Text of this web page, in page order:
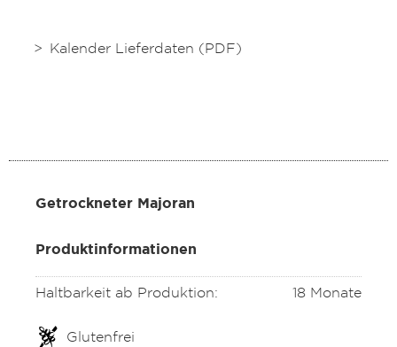
Kalender Lieferdaten (PDF)
Getrockneter Majoran
Produktinformationen
Haltbarkeit ab Produktion: 18 Monate
Glutenfrei